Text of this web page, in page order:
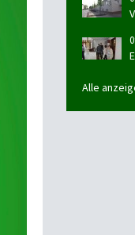
Alle